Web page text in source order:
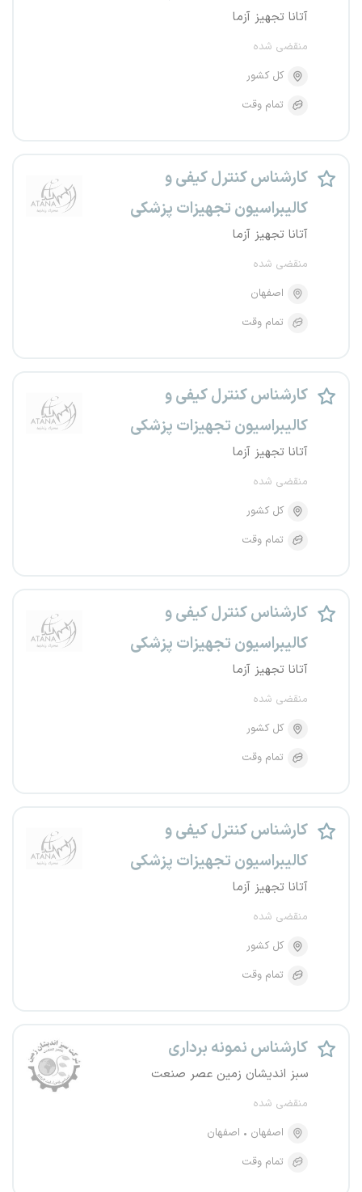
آتانا تجهیز آزما
منقضی شده
کل کشور
تمام وقت
کارشناس کنترل کیفی و
کالیبراسیون تجهیزات پزشکی
آتانا تجهیز آزما
منقضی شده
اصفهان
تمام وقت
کارشناس کنترل کیفی و
کالیبراسیون تجهیزات پزشکی
آتانا تجهیز آزما
منقضی شده
کل کشور
تمام وقت
کارشناس کنترل کیفی و
کالیبراسیون تجهیزات پزشکی
آتانا تجهیز آزما
منقضی شده
کل کشور
تمام وقت
کارشناس کنترل کیفی و
کالیبراسیون تجهیزات پزشکی
آتانا تجهیز آزما
منقضی شده
کل کشور
تمام وقت
کارشناس نمونه برداری
سبز اندیشان زمین عصر صنعت
منقضی شده
اصفهان
اصفهان
تمام وقت